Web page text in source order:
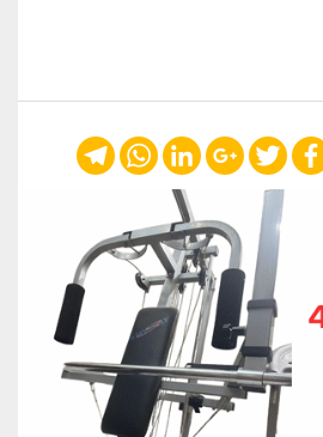
Twitter
Google+
LinkedIn
WhatsApp
Telegram